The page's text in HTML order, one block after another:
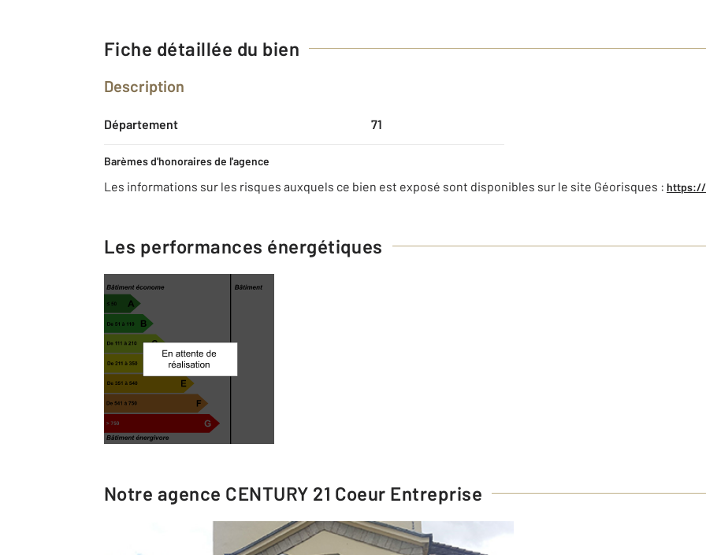
Fiche détaillée du bien
Description
Département 71
Barèmes d'honoraires de l'agence
Les informations sur les risques auxquels ce bien est exposé sont disponibles sur le site Géorisques : https://
Les performances énergétiques
Notre agence CENTURY 21 Coeur Entreprise